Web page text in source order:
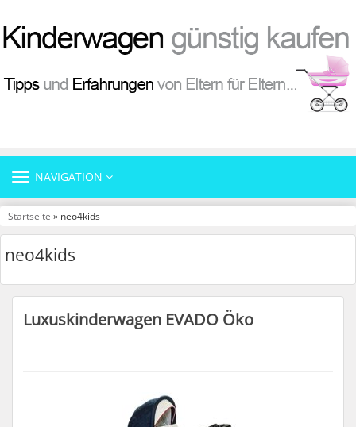
TOGGLE
NAVIGATION
Startseite » neo4kids
neo4kids
Luxuskinderwagen EVADO Öko